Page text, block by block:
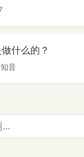
什么的？
音